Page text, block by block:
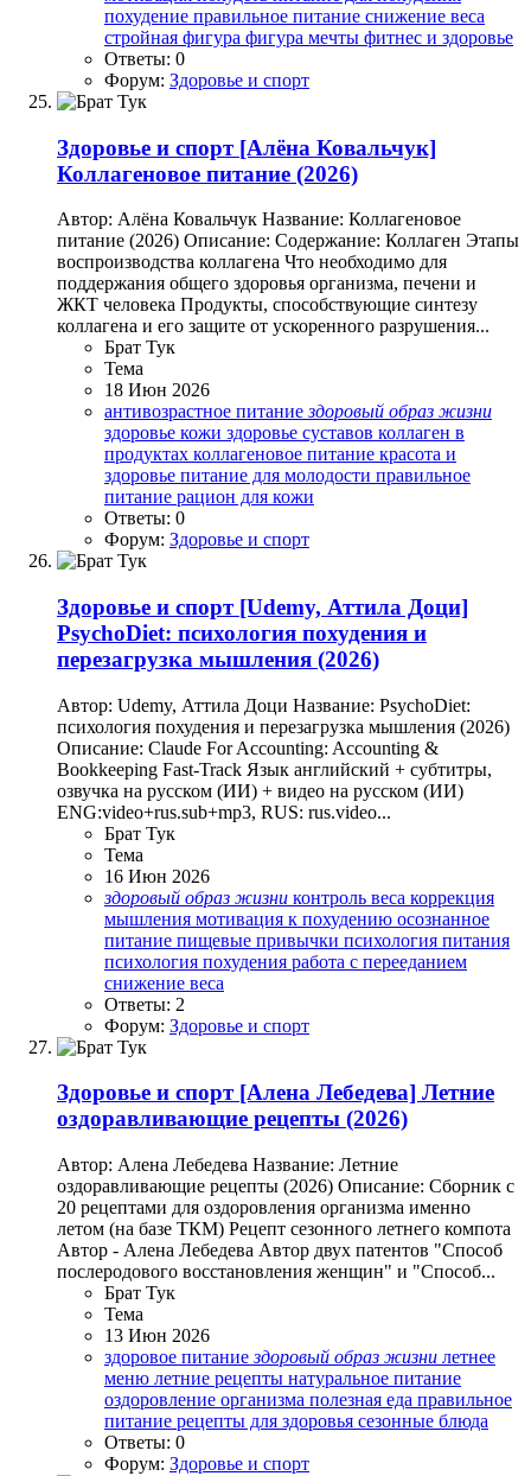
похудение правильное питание снижение веса
стройная фигура фигура мечты фитнес и здоровье
Ответы: 0
Форум: Здоровье и спорт
Здоровье и спорт [Алёна Ковальчук]
Коллагеновое питание (2026)
Автор: Алёна Ковальчук Название: Коллагеновое
питание (2026) Описание: Содержание: Коллаген Этапы
воспроизводства коллагена Что необходимо для
поддержания общего здоровья организма, печени и
ЖКТ человека Продукты, способствующие синтезу
коллагена и его защите от ускоренного разрушения...
Брат Тук
Тема
18 Июн 2026
антивозрастное питаниездоровый образ жизни
здоровье кожи здоровье суставов коллаген в
продуктах коллагеновое питание красота и
здоровье питание для молодости правильное
питание рацион для кожи
Ответы: 0
Форум: Здоровье и спорт
Здоровье и спорт [Udemy, Аттила Доци]
PsychoDiet: психология похудения и
перезагрузка мышления (2026)
Автор: Udemy, Аттила Доци Название: PsychoDiet:
психология похудения и перезагрузка мышления (2026)
Описание: Claude For Accounting: Accounting &
Bookkeeping Fast-Track Язык английский + субтитры,
озвучка на русском (ИИ) + видео на русском (ИИ)
ENG:video+rus.sub+mp3, RUS: rus.video...
Брат Тук
Тема
16 Июн 2026
здоровый образ жизни контроль веса коррекция
мышления мотивация к похудению осознанное
питание пищевые привычки психология питания
психология похудения работа с перееданием
снижение веса
Ответы: 2
Форум: Здоровье и спорт
Здоровье и спорт [Алена Лебедева] Летние
оздоравливающие рецепты (2026)
Автор: Алена Лебедева Название: Летние
оздоравливающие рецепты (2026) Описание: Сборник с
20 рецептами для оздоровления организма именно
летом (на базе ТКМ) Рецепт сезонного летнего компота
Автор - Алена Лебедева Автор двух патентов "Способ
послеродового восстановления женщин" и "Способ...
Брат Тук
Тема
13 Июн 2026
здоровое питаниездоровый образ жизни летнее
меню летние рецепты натуральное питание
оздоровление организма полезная еда правильное
питание рецепты для здоровья сезонные блюда
Ответы: 0
Форум: Здоровье и спорт